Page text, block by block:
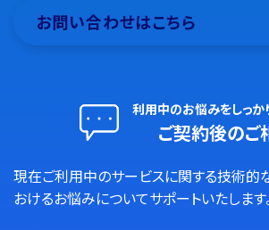
お問い合わせはこちら
利用中のお悩みをしっか
ご契約後のご
現在ご利用中のサービスに関する技術的
おけるお悩みについてサポートいたします